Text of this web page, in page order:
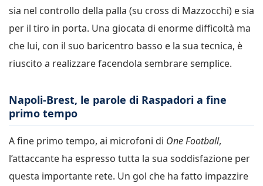
sia nel controllo della palla (su cross di Mazzocchi) e sia
per il tiro in porta. Una giocata di enorme difficoltà ma
che lui, con il suo baricentro basso e la sua tecnica, è
riuscito a realizzare facendola sembrare semplice.
Napoli-Brest, le parole di Raspadori a fine
primo tempo
A fine primo tempo, ai microfoni di One Football,
l’attaccante ha espresso tutta la sua soddisfazione per
questa importante rete. Un gol che ha fatto impazzire